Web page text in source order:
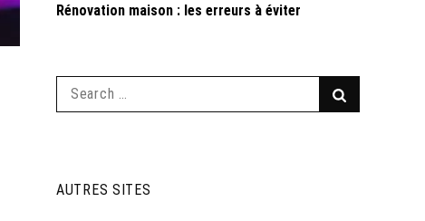
Rénovation maison : les erreurs à éviter
Search
AUTRES SITES